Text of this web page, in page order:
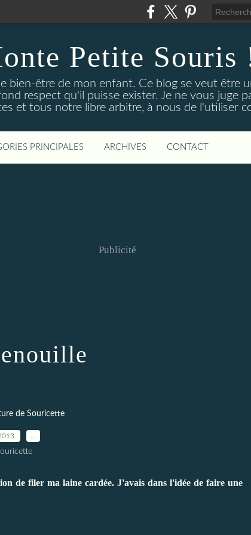
Petite Souris
bien-être de mon enfant. Ce blog se veut être
respect qu'il puisse exister. Je ne vous juge
et tous notre libre arbitre, à nous de l'utiliser
PRINCIPALES ARCHIVES CONTACT
Publicité
de Souricette
de filer ma laine cardée. J'avais dans l'idée de faire une